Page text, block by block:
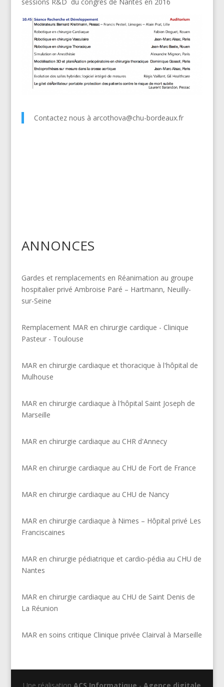
Contactez nous à arcothova@chu-bordeaux.fr
ANNONCES
Gardes et remplacements en Réanimation au groupe
hospitalier privé Ambroise Paré – Hartmann, Neuilly-
sur-Seine
Remplacement MAR en chirurgie cardique - Clinique
Pasteur - Toulouse
MAR en chirurgie cardiaque et thoracique à l'hôpital de
Mulhouse
MAR en chirurgie cardiaque à l'hôpital Saint Joseph de
Marseille
MAR en chirurgie cardiaque au CHR d'Annecy
MAR en chirurgie cardiaque au CHU de Fort de France
MAR en chirurgie cardiaque au CHU de Nancy
MAR en chirurgie cardiaque à Nimes – Hôpital privé Les
Franciscaines
MAR en chirurgie pédiatrique et cardio-pédia au CHU de
Nantes
MAR en chirurgie cardiaque au CHU de Saint Denis de
La Réunion
MAR en soins critique Clinique privée Clairval à Marseille